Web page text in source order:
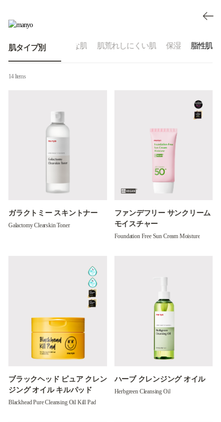
肌タイプ別
透明感のあるクリアな肌 肌荒れしにくい肌 保湿 脂性肌
14 Items
ガラクトミー スキントナー
Galactomy Clearskin Toner
ファンデフリー サンクリーム
モイスチャー
Foundation Free Sun Cream Moisture
ブラックヘッド ピュア クレン
ジング オイル キルパッド
Blackhead Pure Cleansing Oil Kill Pad
ハーブ クレンジング オイル
Herbgreen Cleansing Oil